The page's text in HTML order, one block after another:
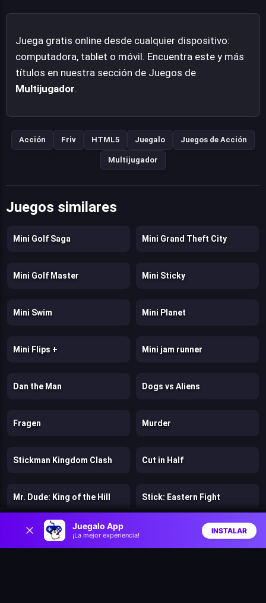
Juegalo App
¡La mejor experiencia!
INSTALAR
tus tácticas a medida que la partida progresa. Gana la
Juega gratis online desde cualquier dispositivo:
computadora, tablet o móvil. Encuentra este y más
títulos en nuestra sección de Juegos de
Multijugador.
Acción Friv HTML5 Juegalo Juegos de Acción
Multijugador
Juegos similares
Mini Golf Saga Mini Grand Theft City
Mini Golf Master Mini Sticky
Mini Swim Mini Planet
Mini Flips + Mini jam runner
Dan the Man Dogs vs Aliens
Fragen Murder
Stickman Kingdom Clash Cut in Half
Mr. Dude: King of the Hill Stick: Eastern Fight
Hazmob FPS: Online Shooter